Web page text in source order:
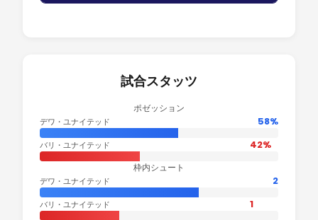
試合スタッツ
ポゼッション
デワ・ユナイテッド 58%
バリ・ユナイテッド 42%
枠内シュート
デワ・ユナイテッド 2
バリ・ユナイテッド 1